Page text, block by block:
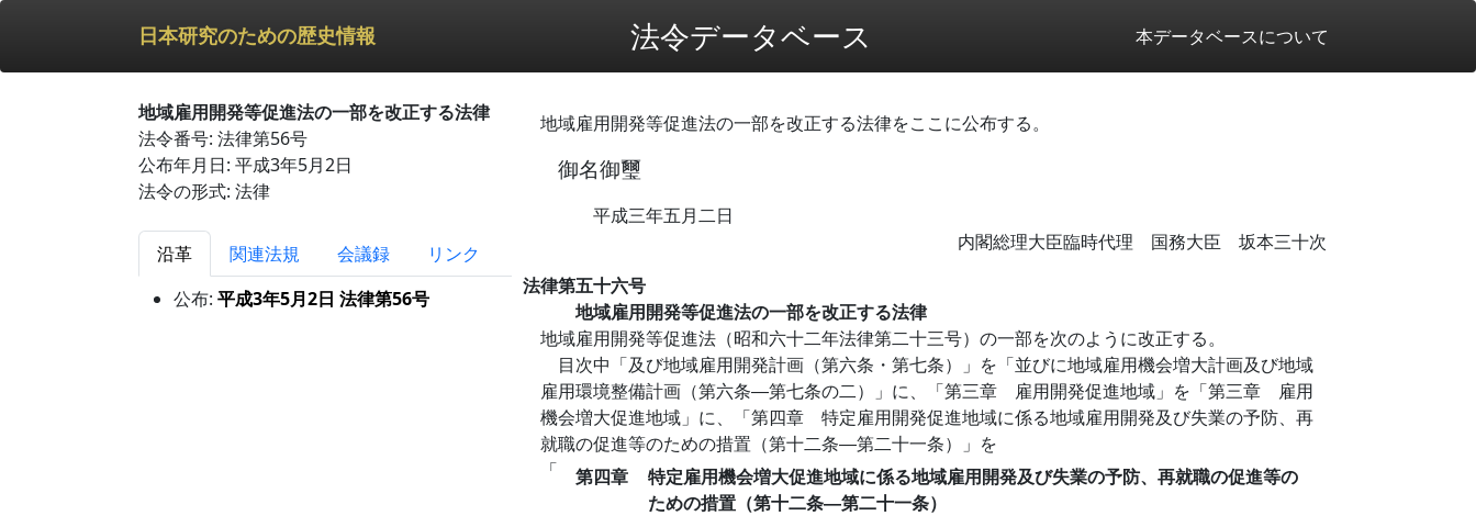
日本研究のための歴史情報 法令データベース 本データベースについて
地域雇用開発等促進法の一部を改正する法律
法令番号: 法律第56号
公布年月日: 平成3年5月2日
法令の形式: 法律
沿革 関連法規 会議録
リンク
公布: 平成3年5月2日 法律第56号
地域雇用開発等促進法の一部を改正する法律をここに公布する。
御名御璽
平成三年五月二日
内閣総理大臣臨時代理 国務大臣 坂本三十次
法律第五十六号
地域雇用開発等促進法の一部を改正する法律
地域雇用開発等促進法（昭和六十二年法律第二十三号）の一部を次のように改正する。
目次中「及び地域雇用開発計画（第六条・第七条）」を「並びに地域雇用機会増大計画及び地域
雇用環境整備計画（第六条―第七条の二）」に、「第三章 雇用開発促進地域」を「第三章 雇用
機会増大促進地域」に、「第四章 特定雇用開発促進地域に係る地域雇用開発及び失業の予防、再
就職の促進等のための措置（第十二条―第二十一条）」を
「
第四章
特定雇用機会増大促進地域に係る地域雇用開発及び失業の予防、再就職の促進等の
ための措置（第十二条―第二十一条）